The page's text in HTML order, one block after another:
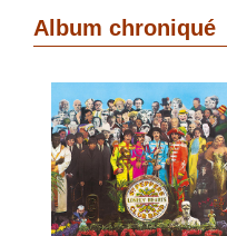
Album chroniqué